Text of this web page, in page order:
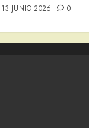
13 JUNIO 2026 0